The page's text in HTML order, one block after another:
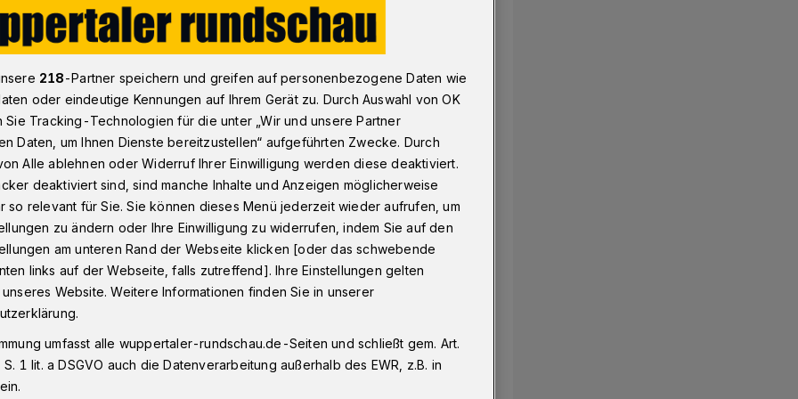
Viele Soloselbstständige mit dem Rücken zur Wand
mit
Jahr der Corona-Pandemie haben
und Handelskammer (IHK)
kleine Unternehmen auch ihre privaten
218-Partner speichern und greifen auf personenbezogene Daten wie
oder eindeutige Kennungen auf Ihrem Gerät zu. Durch Auswahl von OK
Sie Tracking-Technologien für die unter „Wir und unsere Partner
Daten, um Ihnen Dienste bereitzustellen“ aufgeführten Zwecke. Durch
Alle ablehnen oder Widerruf Ihrer Einwilligung werden diese deaktiviert.
deaktiviert sind, sind manche Inhalte und Anzeigen möglicherweise
so relevant für Sie. Sie können dieses Menü jederzeit wieder aufrufen, um
zu ändern oder Ihre Einwilligung zu widerrufen, indem Sie auf den
am unteren Rand der Webseite klicken [oder das schwebende
links auf der Webseite, falls zutreffend]. Ihre Einstellungen gelten
Website. Weitere Informationen finden Sie in unserer
umfasst alle wuppertaler-rundschau.de-Seiten und schließt gem. Art.
1 lit. a DSGVO auch die Datenverarbeitung außerhalb des EWR, z.B. in